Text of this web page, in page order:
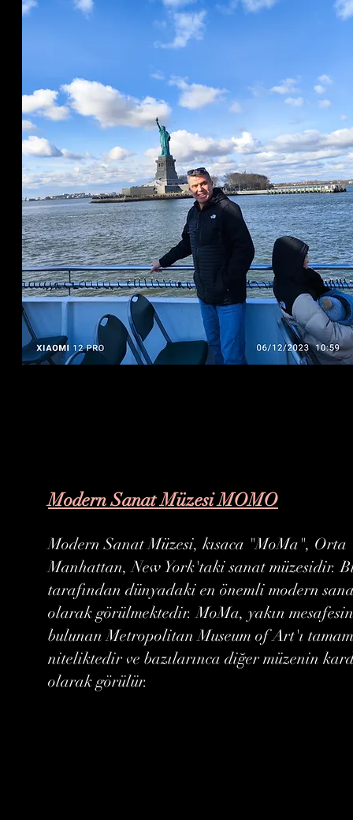
Modern Sanat Müzesi MOMO
Modern Sanat Müzesi, kısaca "MoMa", Orta
Manhattan, New York'taki sanat müzesidir.
tarafından dünyadaki en önemli modern
olarak görülmektedir. MoMa, yakın
bulunan Metropolitan Museum of Art'ı
niteliktedir ve bazılarınca diğer müzenin
olarak görülür.